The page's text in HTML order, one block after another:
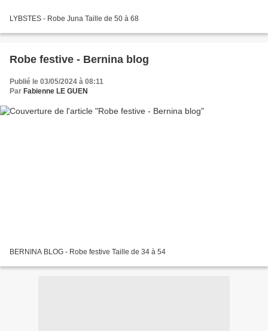
LYBSTES - Robe Juna Taille de 50 à 68
Robe festive - Bernina blog
Publié le 03/05/2024 à 08:11
Par Fabienne LE GUEN
BERNINA BLOG - Robe festive Taille de 34 à 54